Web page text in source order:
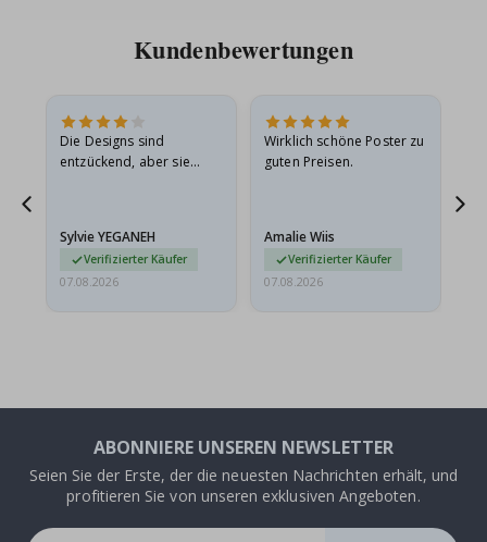
Kundenbewertungen
Die Designs sind
entzückend, aber sie
sie…
Sylvie YEGANEH
Verifizierter Käufer
07.08.2026
Wirklich schöne Poster zu
guten Preisen.
Amalie Wiis
Verifizierter Käufer
07.08.2026
ABONNIERE UNSEREN NEWSLETTER
Seien Sie der Erste, der die neuesten Nachrichten erhält, und
profitieren Sie von unseren exklusiven Angeboten.